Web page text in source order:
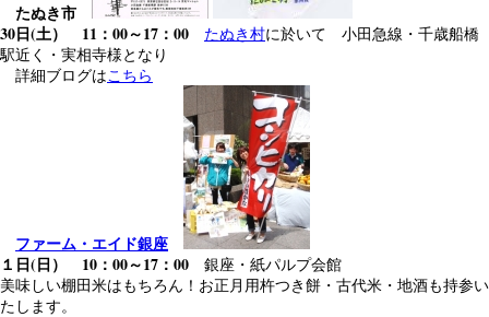
たぬき市
30日(土） 11：00～17：00
たぬき村に於いて 小田急線・千歳船橋
駅近く・実相寺様となり
詳細ブログはこちら
ファーム・エイド銀座
１日(日） 10：00～17：00 銀座・紙パルプ会館
美味しい棚田米はもちろん！お正月用杵つき餅・古代米・地酒も持参い
たします。